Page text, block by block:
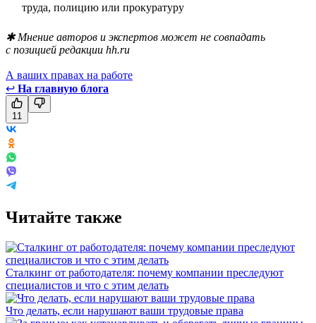
труда, полицию или прокуратуру
✱ Мнение авторов и экспертов может не совпадать
с позицией редакции hh.ru
А ваших правах на работе
↩ На главную блога
11
Читайте также
Сталкинг от работодателя: почему компании преследуют
специалистов и что с этим делать
Что делать, если нарушают ваши трудовые права